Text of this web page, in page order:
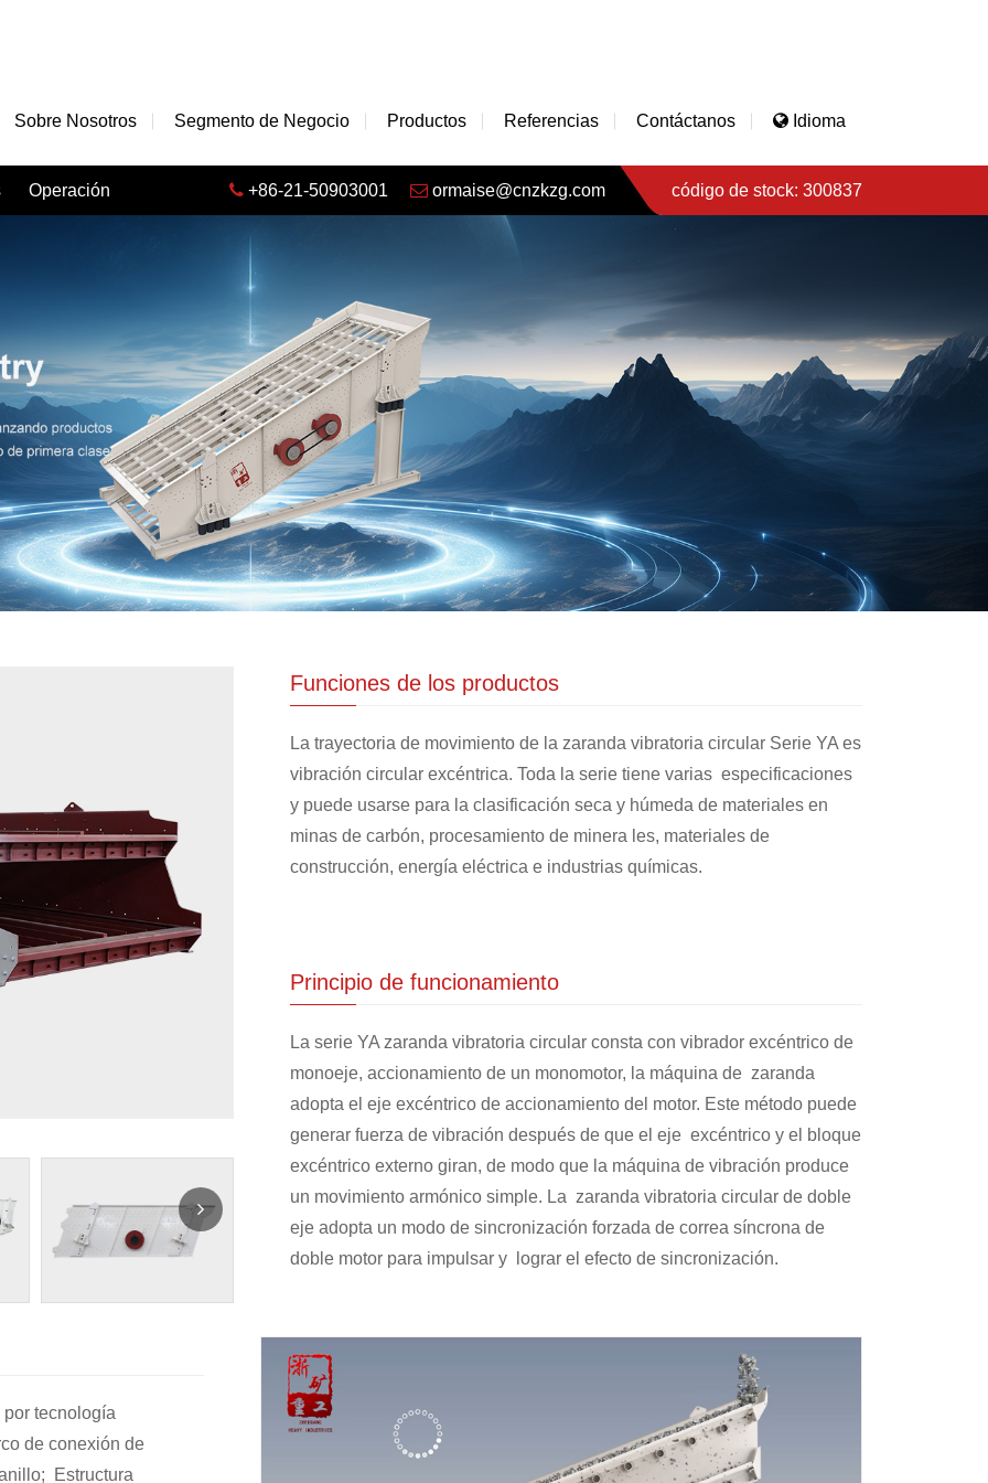
Sobre Nosotros Segmento de Negocio Productos Referencias Contáctanos Idioma
Operación código de stock: 300837
+86-21-50903001 ormaise@cnzkzg.com
Funciones de los productos
La trayectoria de movimiento de la zaranda vibratoria circular Serie YA es
vibración circular excéntrica. Toda la serie tiene varias especificaciones
y puede usarse para la clasificación seca y húmeda de materiales en
minas de carbón, procesamiento de minera les, materiales de
construcción, energía eléctrica e industrias químicas.
Principio de funcionamiento
La serie YA zaranda vibratoria circular consta con vibrador excéntrico de
monoeje, accionamiento de un monomotor, la máquina de zaranda
adopta el eje excéntrico de accionamiento del motor. Este método puede
generar fuerza de vibración después de que el eje excéntrico y el bloque
excéntrico externo giran, de modo que la máquina de vibración produce
un movimiento armónico simple. La zaranda vibratoria circular de doble
eje adopta un modo de sincronización forzada de correa síncrona de
doble motor para impulsar y lograr el efecto de sincronización.
tecnología
de conexión de
Estructura